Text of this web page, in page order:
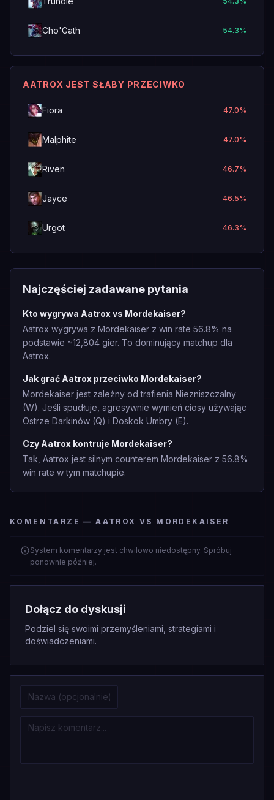
Cho'Gath 54.3%
AATROX JEST SŁABY PRZECIWKO
Fiora 47.0%
Malphite 47.0%
Riven 46.7%
Jayce 46.5%
Urgot 46.3%
Najczęściej zadawane pytania
Kto wygrywa Aatrox vs Mordekaiser?
Aatrox wygrywa z Mordekaiser z win rate 56.8% na
podstawie ~12,804 gier. To dominujący matchup dla
Aatrox.
Jak grać Aatrox przeciwko Mordekaiser?
Mordekaiser jest zależny od trafienia Niezniszczalny
(W). Jeśli spudłuje, agresywnie wymień ciosy używając
Ostrze Darkinów (Q) i Doskok Umbry (E).
Czy Aatrox kontruje Mordekaiser?
Tak, Aatrox jest silnym counterem Mordekaiser z 56.8%
win rate w tym matchupie.
KOMENTARZE — AATROX VS MORDEKAISER
System komentarzy jest chwilowo niedostępny. Spróbuj
ponownie później.
Dołącz do dyskusji
Podziel się swoimi przemyśleniami, strategiami i
doświadczeniami.